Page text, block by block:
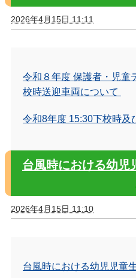
2026年4月15日 11:11
令和８年度 保護者・児童
校時送迎車両について
令和8年度 15:30下校時及
台風時における幼児
2026年4月15日 11:10
台風時における幼児児童